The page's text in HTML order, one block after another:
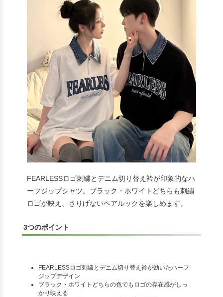
FEARLESSロゴ刺繍とデニム切り替え衿が印象的なハ
ーフジップシャツ。ブラック・ホワイトどちらも刺繍
ロゴが映え、さりげないペアルックを楽しめます。
3つのポイント
FEARLESSロゴ刺繍とデニム切り替え衿が効いたハーフ
ジップデザイン
ブラック・ホワイトどちらの色でもロゴの存在感がしっ
かり映える